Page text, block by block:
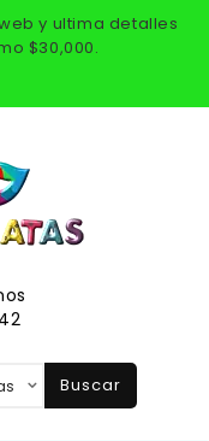
y ultima detalles
$30,000.
Buscar